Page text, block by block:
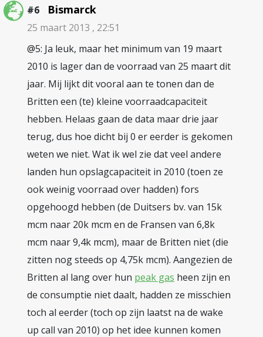
#6 Bismarck
25 maart 2013 , 22:51
@5: Ja leuk, maar het minimum van 19 maart
2010 is lager dan de voorraad van 25 maart dit
jaar. Mij lijkt dit vooral aan te tonen dan de
Britten een (te) kleine voorraadcapaciteit
hebben. Helaas gaan de data maar drie jaar
terug, dus hoe dicht bij 0 er eerder is gekomen
weten we niet. Wat ik wel zie dat veel andere
landen hun opslagcapaciteit in 2010 (toen ze
ook weinig voorraad over hadden) fors
opgehoogd hebben (de Duitsers bv. van 15k
mcm naar 20k mcm en de Fransen van 6,8k
mcm naar 9,4k mcm), maar de Britten niet (die
zitten nog steeds op 4,75k mcm). Aangezien de
Britten al lang over hun peak gas heen zijn en
de consumptie niet daalt, hadden ze misschien
toch al eerder (toch op zijn laatst na de wake
up call van 2010) op het idee kunnen komen